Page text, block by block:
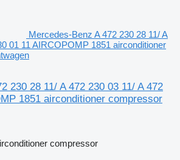
Mercedes-Benz A 472 230 28 11/ A
01 11 AIRCOPOMP 1851 airconditioner
230 28 11/ A 472 230 03 11/ A 472
1851 airconditioner compressor
compressor